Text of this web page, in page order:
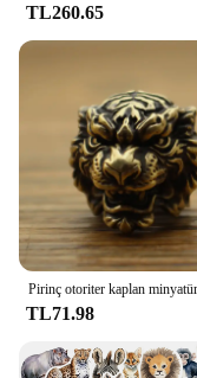
TL260.65
TL71.98